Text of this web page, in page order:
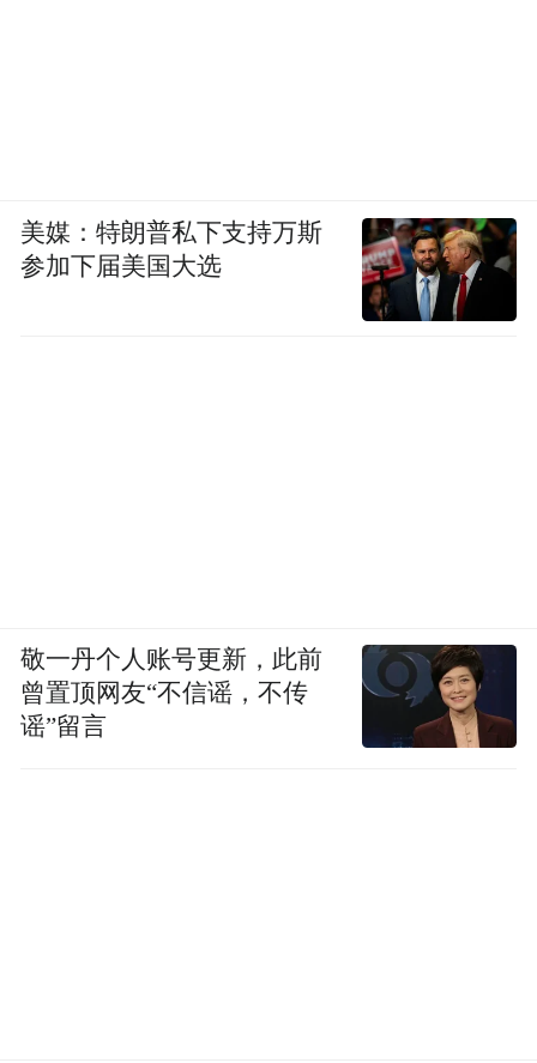
美媒：特朗普私下支持万斯
参加下届美国大选
敬一丹个人账号更新，此前
曾置顶网友“不信谣，不传
谣”留言